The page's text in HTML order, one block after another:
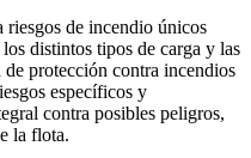
riesgos de incendio únicos
distintos tipos de carga y las
protección contra incendios
específicos y
contra posibles peligros,
la flota.